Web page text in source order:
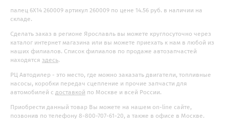
палец 6Х14 260009 артикул 260009 по цене 14.56 руб. в наличии на
складе.
Сделать заказ в регионе Ярославль вы можете круглосуточно через
каталог интернет магазина или вы можете приехать к нам в любой из
наших филиалов. Список филиалов по продаже автозапчастей
находятся здесь.
РЦ Автодилер - это место, где можно заказать двигатели, топливные
насосы, коробки передач сцепление и прочие запчасти для
автомобилей с доставкой по Москве и всей России.
Приобрести данный товар Вы можете на нашем on-line сайте,
позвонив по телефону 8-800-707-61-20, а также в офисе в Москве.